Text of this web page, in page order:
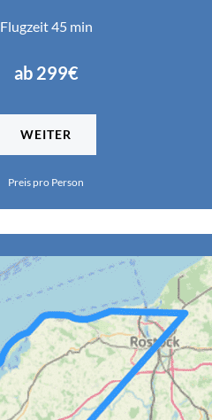
Flugzeit 45 min
ab 299€
WEITER
Preis pro Person